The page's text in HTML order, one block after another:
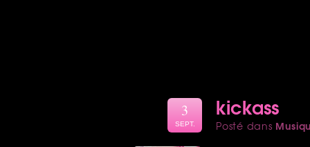
kickass
Posté dans
3
SEPT.